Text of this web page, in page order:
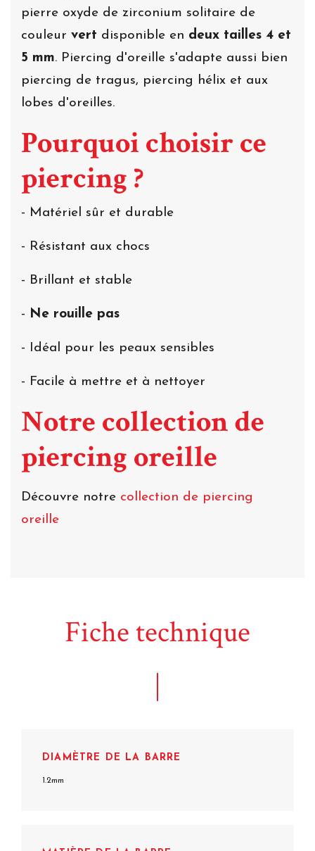
pierre oxyde de zirconium solitaire de
couleur vert disponible en deux tailles 4 et
5 mm. Piercing d'oreille s'adapte aussi bien
piercing de tragus, piercing hélix et aux
lobes d'oreilles.
Pourquoi choisir ce
piercing ?
- Matériel sûr et durable
- Résistant aux chocs
- Brillant et stable
- Ne rouille pas
- Idéal pour les peaux sensibles
- Facile à mettre et à nettoyer
Notre collection de
piercing oreille
Découvre notre collection de piercing
oreille
Fiche technique
DIAMÈTRE DE LA BARRE
1.2mm